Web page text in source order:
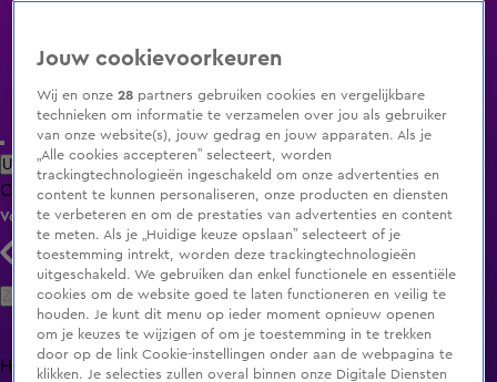
Uitzending Gemist Populaire programma's Zenders Genres
ClipsFilmsRadioSmart TV inlogShop
Volg KIJK
Zoeken
HomeUitzending Gemist Programma's De Bondgenoten
Jouw cookievoorkeuren
Wij en onze28 partners gebruiken cookies en vergelijkbare
technieken om informatie te verzamelen over jou als gebruiker
van onze website(s), jouw gedrag en jouw apparaten. Als je
„Alle cookies accepteren” selecteert, worden
trackingtechnologieën ingeschakeld om onze advertenties en
content te kunnen personaliseren, onze producten en diensten
te verbeteren en om de prestaties van advertenties en content
te meten. Als je „Huidige keuze opslaan” selecteert of je
toestemming intrekt, worden deze trackingtechnologieën
uitgeschakeld. We gebruiken dan enkel functionele en essentiële
cookies om de website goed te laten functioneren en veilig te
houden. Je kunt dit menu op ieder moment opnieuw openen
om je keuzes te wijzigen of om je toestemming in te trekken
door op de link Cookie-instellingen onder aan de webpagina te
klikken. Je selecties zullen overal binnen onze Digitale Diensten